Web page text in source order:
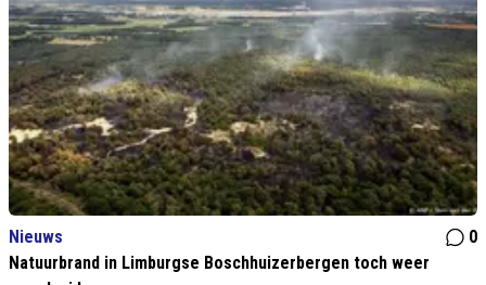
Nieuws
0
Natuurbrand in Limburgse Boschhuizerbergen toch weer